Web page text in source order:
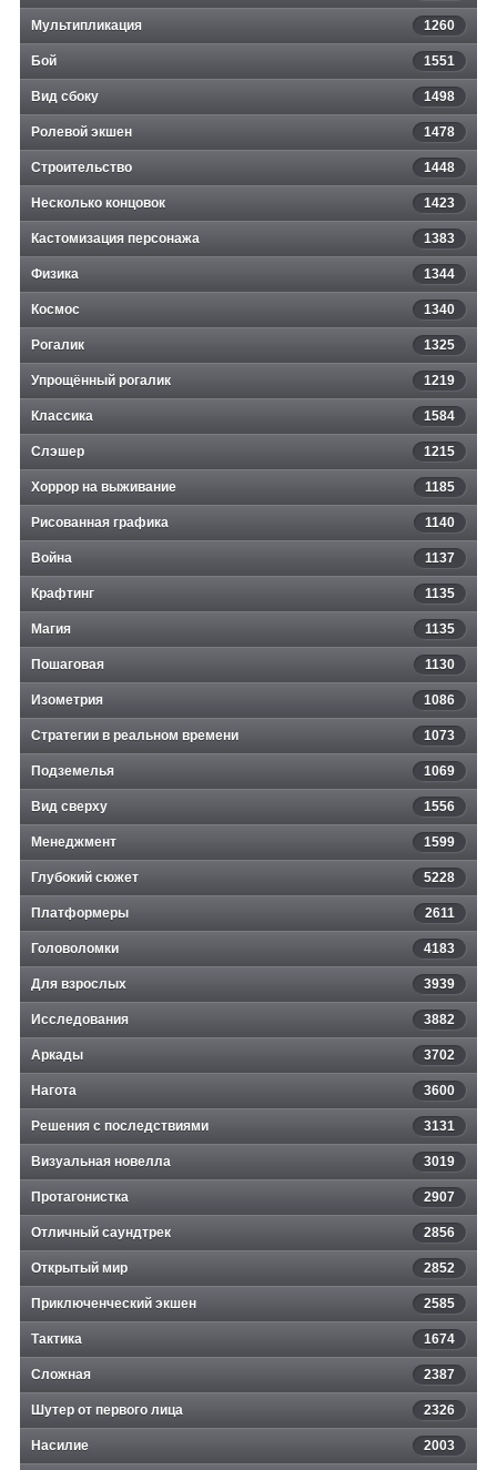
Мультипликация 1260
Бой 1551
Вид сбоку 1498
Ролевой экшен 1478
Строительство 1448
Несколько концовок 1423
Кастомизация персонажа 1383
Физика 1344
Космос 1340
Рогалик 1325
Упрощённый рогалик 1219
Классика 1584
Слэшер 1215
Хоррор на выживание 1185
Рисованная графика 1140
Война 1137
Крафтинг 1135
Магия 1135
Пошаговая 1130
Изометрия 1086
Стратегии в реальном времени 1073
Подземелья 1069
Вид сверху 1556
Менеджмент 1599
Глубокий сюжет 5228
Платформеры 2611
Головоломки 4183
Для взрослых 3939
Исследования 3882
Аркады 3702
Нагота 3600
Решения с последствиями 3131
Визуальная новелла 3019
Протагонистка 2907
Отличный саундтрек 2856
Открытый мир 2852
Приключенческий экшен 2585
Тактика 1674
Сложная 2387
Шутер от первого лица 2326
Насилие 2003